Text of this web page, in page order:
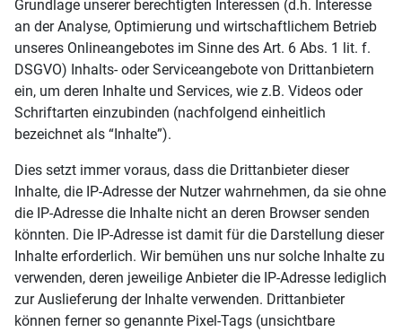
Grundlage unserer berechtigten Interessen (d.h. Interesse
an der Analyse, Optimierung und wirtschaftlichem Betrieb
unseres Onlineangebotes im Sinne des Art. 6 Abs. 1 lit. f.
DSGVO) Inhalts- oder Serviceangebote von Drittanbietern
ein, um deren Inhalte und Services, wie z.B. Videos oder
Schriftarten einzubinden (nachfolgend einheitlich
bezeichnet als “Inhalte”).
Dies setzt immer voraus, dass die Drittanbieter dieser
Inhalte, die IP-Adresse der Nutzer wahrnehmen, da sie ohne
die IP-Adresse die Inhalte nicht an deren Browser senden
könnten. Die IP-Adresse ist damit für die Darstellung dieser
Inhalte erforderlich. Wir bemühen uns nur solche Inhalte zu
verwenden, deren jeweilige Anbieter die IP-Adresse lediglich
zur Auslieferung der Inhalte verwenden. Drittanbieter
können ferner so genannte Pixel-Tags (unsichtbare